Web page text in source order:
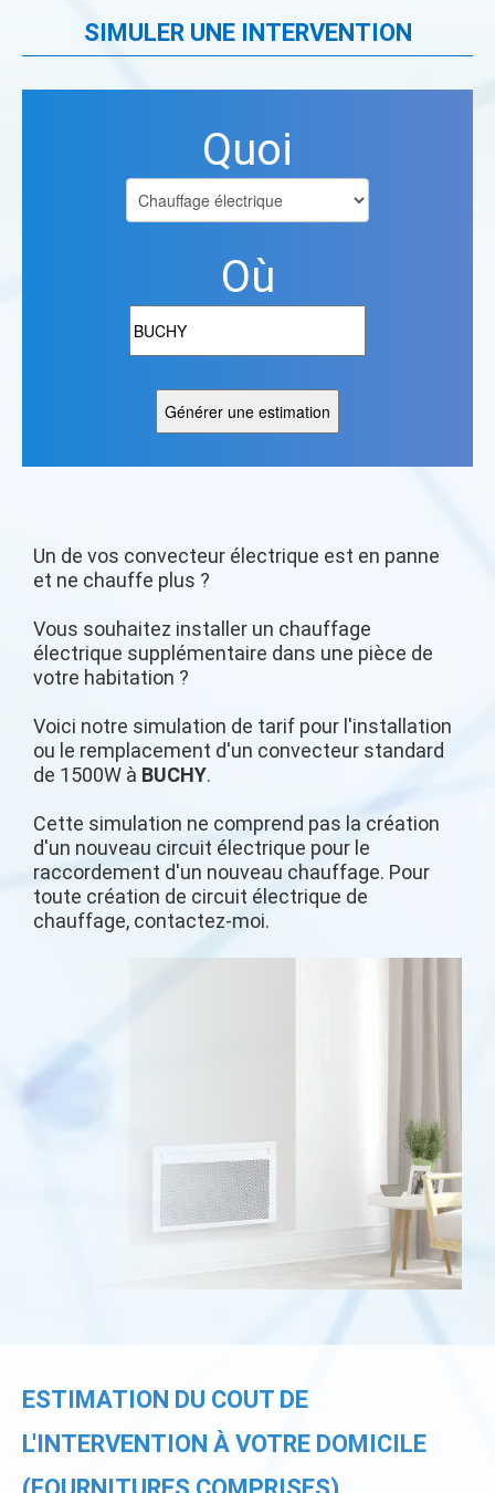
SIMULER UNE INTERVENTION
Quoi
Où
Un de vos convecteur électrique est en panne
et ne chauffe plus ?
Vous souhaitez installer un chauffage
électrique supplémentaire dans une pièce de
votre habitation ?
Voici notre simulation de tarif pour l'installation
ou le remplacement d'un convecteur standard
de 1500W à BUCHY.
Cette simulation ne comprend pas la création
d'un nouveau circuit électrique pour le
raccordement d'un nouveau chauffage. Pour
toute création de circuit électrique de
chauffage, contactez-moi.
ESTIMATION DU COUT DE
L'INTERVENTION À VOTRE DOMICILE